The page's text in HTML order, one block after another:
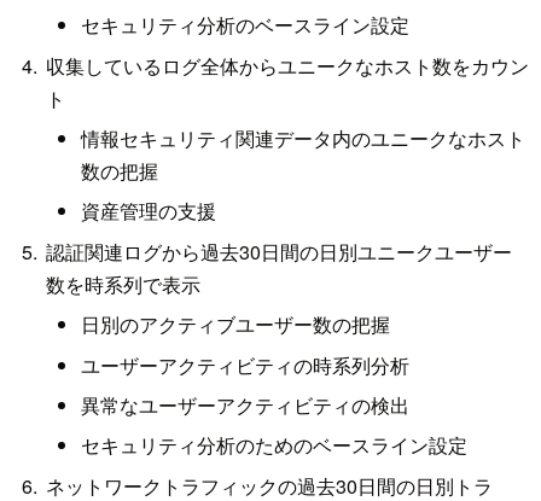
セキュリティ分析のベースライン設定
収集しているログ全体からユニークなホスト数をカウン
ト
情報セキュリティ関連データ内のユニークなホスト
数の把握
資産管理の支援
認証関連ログから過去30日間の日別ユニークユーザー
数を時系列で表示
日別のアクティブユーザー数の把握
ユーザーアクティビティの時系列分析
異常なユーザーアクティビティの検出
セキュリティ分析のためのベースライン設定
ネットワークトラフィックの過去30日間の日別トラ